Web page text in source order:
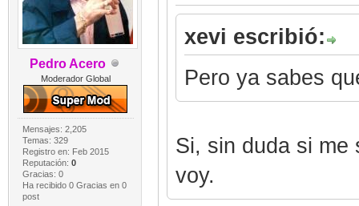
Pedro Acero
Moderador Global
Mensajes: 2,205
Temas: 329
Registro en: Feb 2015
Reputación: 0
Gracias: 0
Ha recibido 0 Gracias en 0
post
xevi escribió:
Pero ya sabes
Si, sin duda si me
voy.